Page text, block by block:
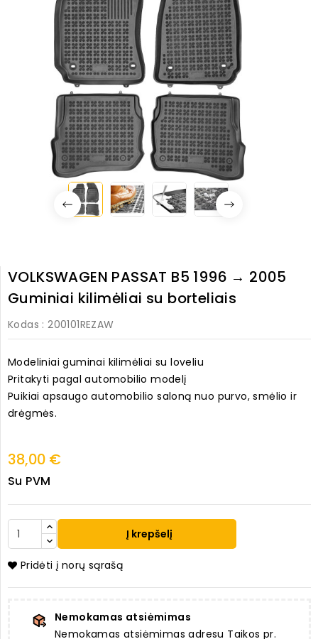
VOLKSWAGEN PASSAT B5 1996 → 2005
Guminiai kilimėliai su borteliais
Kodas : 200101REZAW
Modeliniai guminai kilimėliai su loveliu
Pritakyti pagal automobilio modelį
Puikiai apsaugo automobilio saloną nuo purvo, smėlio ir
drėgmės.
38,00 €
Su PVM
Į krepšelį
Pridėti į norų sąrašą
Nemokamas atsiėmimas
Nemokamas atsiėmimas adresu Taikos pr.